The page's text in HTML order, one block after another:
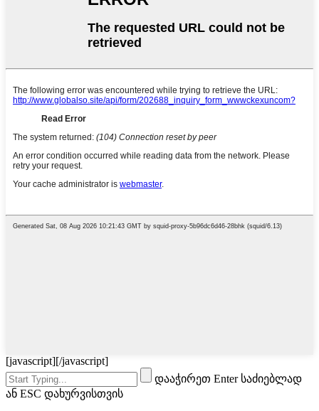
[javascript][/javascript]
დააჭირეთ Enter საძიებლად
ან ESC დახურვისთვის